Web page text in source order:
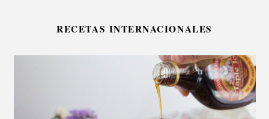
RECETAS INTERNACIONALES